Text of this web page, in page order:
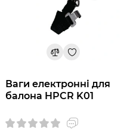
Ваги електронні для
балона HPCR K01